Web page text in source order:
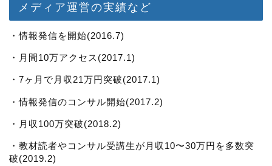
メディア運営の実績など
・情報発信を開始(2016.7)
・月間10万アクセス(2017.1)
・7ヶ月で月収21万円突破(2017.1)
・情報発信のコンサル開始(2017.2)
・月収100万突破(2018.2)
・教材読者やコンサル受講生が月収10〜30万円を多数突
破(2019.2)